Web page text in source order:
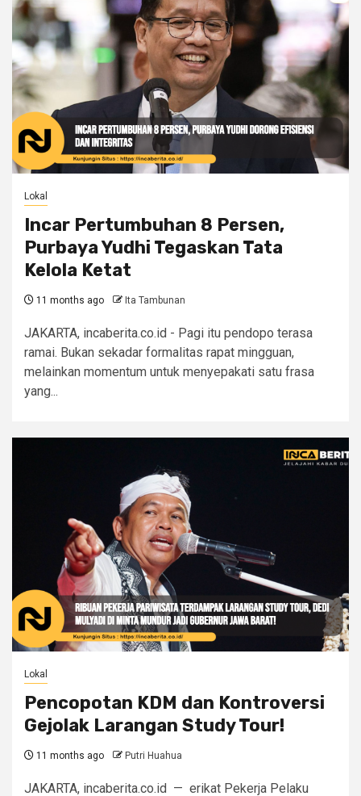
Lokal
Incar Pertumbuhan 8 Persen,
Purbaya Yudhi Tegaskan Tata
Kelola Ketat
11 months ago Ita Tambunan
JAKARTA, incaberita.co.id - Pagi itu pendopo terasa
ramai. Bukan sekadar formalitas rapat mingguan,
melainkan momentum untuk menyepakati satu frasa
yang...
Lokal
Pencopotan KDM dan Kontroversi
Gejolak Larangan Study Tour!
11 months ago Putri Huahua
JAKARTA, incaberita.co.id — erikat Pekerja Pelaku